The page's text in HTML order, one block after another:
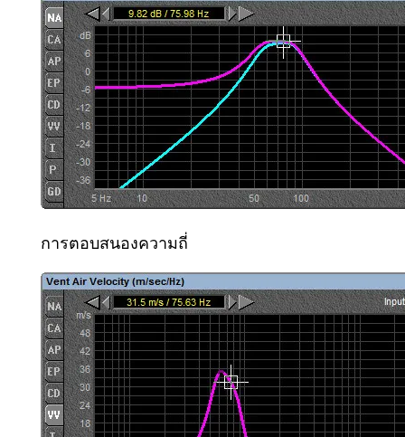
การตอบสนองความถี่